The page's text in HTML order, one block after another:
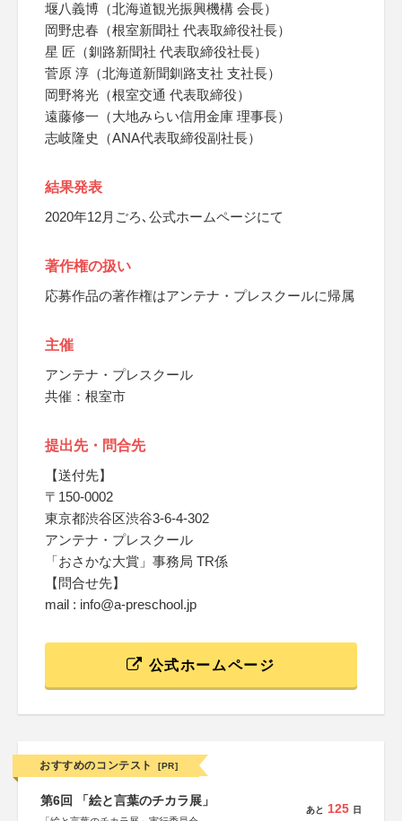
堰八義博（北海道観光振興機構 会長）
岡野忠春（根室新聞社 代表取締役社長）
星 匠（釧路新聞社 代表取締役社長）
菅原 淳（北海道新聞釧路支社 支社長）
岡野将光（根室交通 代表取締役）
遠藤修一（大地みらい信用金庫 理事長）
志岐隆史（ANA代表取締役副社長）
結果発表
2020年12月ごろ､公式ホームページにて
著作権の扱い
応募作品の著作権はアンテナ・プレスクールに帰属
主催
アンテナ・プレスクール
共催：根室市
提出先・問合先
【送付先】
〒150-0002
東京都渋谷区渋谷3-6-4-302
アンテナ・プレスクール
「おさかな大賞」事務局 TR係
【問合せ先】
mail : info@a-preschool.jp
公式ホームページ
おすすめのコンテスト [PR]
第6回 「絵と言葉のチカラ展」
あと 125 日